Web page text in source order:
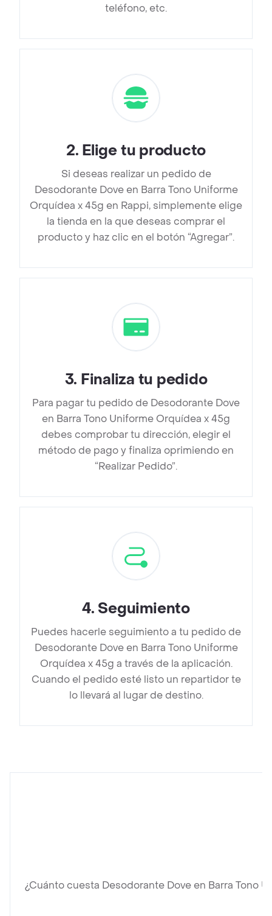
teléfono, etc.
2. Elige tu producto
Si deseas realizar un pedido de
Desodorante Dove en Barra Tono Uniforme
Orquídea x 45g en Rappi, simplemente elige
la tienda en la que deseas comprar el
producto y haz clic en el botón “Agregar”.
3. Finaliza tu pedido
Para pagar tu pedido de Desodorante Dove
en Barra Tono Uniforme Orquídea x 45g
debes comprobar tu dirección, elegir el
método de pago y finaliza oprimiendo en
“Realizar Pedido”.
4. Seguimiento
Puedes hacerle seguimiento a tu pedido de
Desodorante Dove en Barra Tono Uniforme
Orquídea x 45g a través de la aplicación.
Cuando el pedido esté listo un repartidor te
lo llevará al lugar de destino.
¿Cuánto cuesta Desodorante Dove en Barra Tono